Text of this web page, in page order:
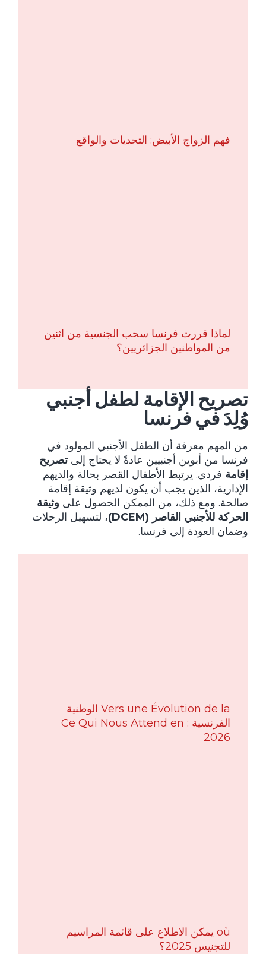
فهم الزواج الأبيض: التحديات والواقع
لماذا قررت فرنسا سحب الجنسية من اثنين
من المواطنين الجزائريين؟
تصريح الإقامة لطفل أجنبي
وُلِدَ في فرنسا
من المهم معرفة أن الطفل الأجنبي المولود في
فرنسا من أبوين أجنبيين عادةً لا يحتاج إلىتصريح
إقامة فردي. يرتبط الأطفال القصر بحالة والديهم
الإدارية، الذين يجب أن يكون لديهم وثيقة إقامة
صالحة. ومع ذلك، من الممكن الحصول على وثيقة
الحركة للأجنبي القاصر (DCEM)
، لتسهيل الرحلات
وضمان العودة إلى فرنسا.
Vers une Évolution de la الوطنية
الفرنسية : Ce Qui Nous Attend en
2026
où يمكن الاطلاع على قائمة المراسيم
للتجنيس 2025؟